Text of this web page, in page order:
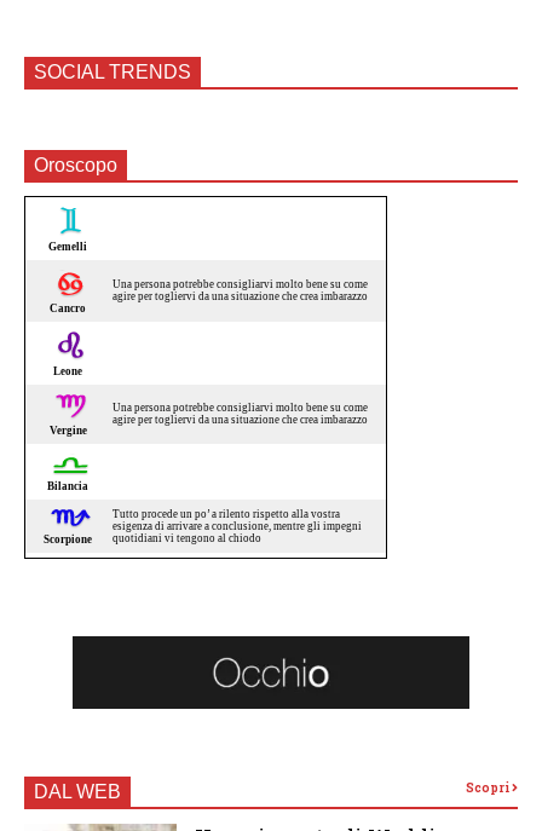
SOCIAL TRENDS
Oroscopo
DAL WEB Scopri